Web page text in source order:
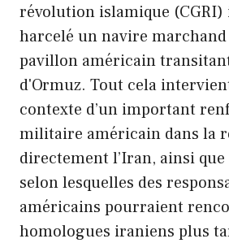
révolution islamique
harcelé un navire
pavillon américain
d'Ormuz. Tout cela
contexte d’un important
militaire américain dans la
directement l’Iran, ainsi
selon lesquelles des
américains pourraient
homologues iraniens plus